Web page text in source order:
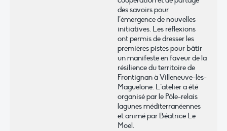
des savoirs pour
l’émergence de nouvelles
initiatives. Les réflexions
ont permis de dresser les
premières pistes pour bâtir
un manifeste en faveur de la
résilience du territoire de
Frontignan à Villeneuve-lès-
Maguelone. L’atelier a été
organisé par le Pôle-relais
lagunes méditerranéennes
et animé par Béatrice Le
Moel.